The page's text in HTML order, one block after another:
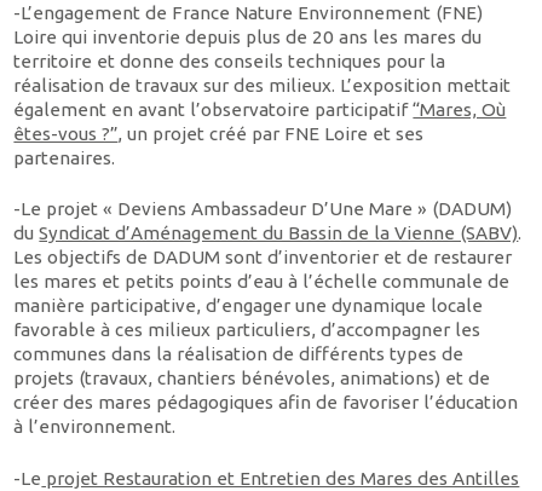
-L’engagement de France Nature Environnement (FNE)
Loire qui inventorie depuis plus de 20 ans les mares du
territoire et donne des conseils techniques pour la
réalisation de travaux sur des milieux. L’exposition mettait
également en avant l’observatoire participatif“Mares, Où
êtes-vous ?”, un projet créé par FNE Loire et ses
partenaires.
-Le projet « Deviens Ambassadeur D’Une Mare » (DADUM)
duSyndicat d’Aménagement du Bassin de la Vienne (SABV).
Les objectifs de DADUM sont d’inventorier et de restaurer
les mares et petits points d’eau à l’échelle communale de
manière participative, d’engager une dynamique locale
favorable à ces milieux particuliers, d’accompagner les
communes dans la réalisation de différents types de
projets (travaux, chantiers bénévoles, animations) et de
créer des mares pédagogiques afin de favoriser l’éducation
à l’environnement.
-Le projet Restauration et Entretien des Mares des Antilles